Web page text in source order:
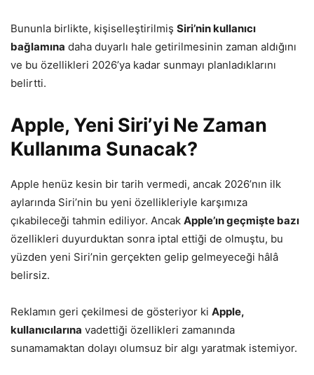
Bununla birlikte, kişiselleştirilmiş Siri’nin kullanıcı
bağlamına daha duyarlı hale getirilmesinin zaman aldığını
ve bu özellikleri 2026’ya kadar sunmayı planladıklarını
belirtti.
Apple, Yeni Siri’yi Ne Zaman
Kullanıma Sunacak?
Apple henüz kesin bir tarih vermedi, ancak 2026’nın ilk
aylarında Siri’nin bu yeni özellikleriyle karşımıza
çıkabileceği tahmin ediliyor. Ancak Apple’ın geçmişte bazı
özellikleri duyurduktan sonra iptal ettiği de olmuştu, bu
yüzden yeni Siri’nin gerçekten gelip gelmeyeceği hâlâ
belirsiz.
Reklamın geri çekilmesi de gösteriyor ki Apple,
kullanıcılarına vadettiği özellikleri zamanında
sunamamaktan dolayı olumsuz bir algı yaratmak istemiyor.